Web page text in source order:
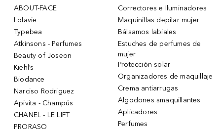
ABOUT-FACE
Lolavie
Typebea
Atkinsons - Perfumes
Beauty of Joseon
Kiehl’s
Biodance
Narciso Rodriguez
Apivita - Champús
CHANEL - LE LIFT
PRORASO
Correctores e Iluminadores
Maquinillas depilar mujer
Bálsamos labiales
Estuches de perfumes de
mujer
Protección solar
Organizadores de maquillaje
Crema antiarrugas
Algodones smaquillantes
Aplicadores
Perfumes